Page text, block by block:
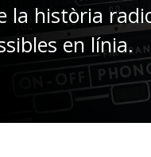
la història
en línia.